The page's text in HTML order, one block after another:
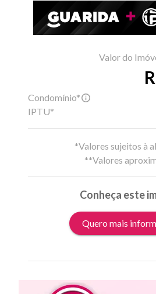
Valor do
Condomínio*
IPTU*
*Valores sujeitos à
**Valores
Conheça este
Quero mais